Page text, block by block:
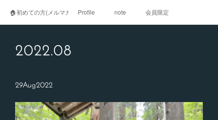
🏠初めての方(メルマガ登録)Profile note 会員限定
2022.08
29Aug2022